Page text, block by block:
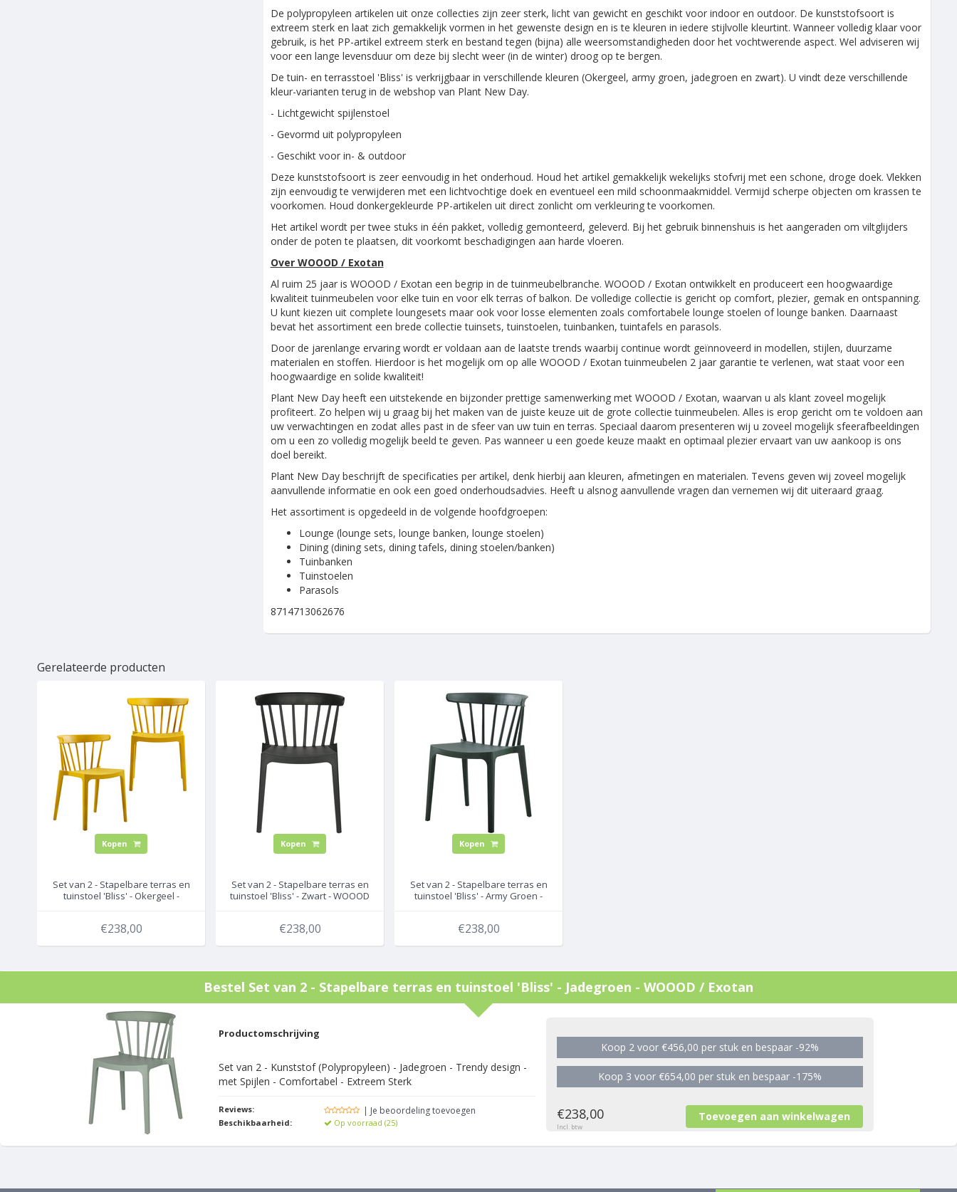
De polypropyleen artikelen uit onze collecties zijn zeer sterk, licht van gewicht en geschikt voor indoor en outdoor. De kunststofsoort is
extreem sterk en laat zich gemakkelijk vormen in het gewenste design en is te kleuren in iedere stijlvolle kleurtint. Wanneer volledig klaar voor
gebruik, is het PP-artikel extreem sterk en bestand tegen (bijna) alle weersomstandigheden door het vochtwerende aspect. Wel adviseren wij
voor een lange levensduur om deze bij slecht weer (in de winter) droog op te bergen.
De tuin- en terrasstoel 'Bliss' is verkrijgbaar in verschillende kleuren (Okergeel, army groen, jadegroen en zwart). U vindt deze verschillende
kleur-varianten terug in de webshop van Plant New Day.
- Lichtgewicht spijlenstoel
- Gevormd uit polypropyleen
- Geschikt voor in- & outdoor
Deze kunststofsoort is zeer eenvoudig in het onderhoud. Houd het artikel gemakkelijk wekelijks stofvrij met een schone, droge doek. Vlekken
zijn eenvoudig te verwijderen met een lichtvochtige doek en eventueel een mild schoonmaakmiddel. Vermijd scherpe objecten om krassen te
voorkomen. Houd donkergekleurde PP-artikelen uit direct zonlicht om verkleuring te voorkomen.
Het artikel wordt per twee stuks in één pakket, volledig gemonteerd, geleverd. Bij het gebruik binnenshuis is het aangeraden om viltglijders
onder de poten te plaatsen, dit voorkomt beschadigingen aan harde vloeren.
Over WOOOD / Exotan
Al ruim 25 jaar is WOOOD / Exotan een begrip in de tuinmeubelbranche. WOOOD / Exotan ontwikkelt en produceert een hoogwaardige
kwaliteit tuinmeubelen voor elke tuin en voor elk terras of balkon. De volledige collectie is gericht op comfort, plezier, gemak en ontspanning.
U kunt kiezen uit complete loungesets maar ook voor losse elementen zoals comfortabele lounge stoelen of lounge banken. Daarnaast
bevat het assortiment een brede collectie tuinsets, tuinstoelen, tuinbanken, tuintafels en parasols.
Door de jarenlange ervaring wordt er voldaan aan de laatste trends waarbij continue wordt geïnnoveerd in modellen, stijlen, duurzame
materialen en stoffen. Hierdoor is het mogelijk om op alle WOOOD / Exotan tuinmeubelen 2 jaar garantie te verlenen, wat staat voor een
hoogwaardige en solide kwaliteit!
Plant New Day heeft een uitstekende en bijzonder prettige samenwerking met WOOOD / Exotan, waarvan u als klant zoveel mogelijk
profiteert. Zo helpen wij u graag bij het maken van de juiste keuze uit de grote collectie tuinmeubelen. Alles is erop gericht om te voldoen aan
uw verwachtingen en zodat alles past in de sfeer van uw tuin en terras. Speciaal daarom presenteren wij u zoveel mogelijk sfeerafbeeldingen
om u een zo volledig mogelijk beeld te geven. Pas wanneer u een goede keuze maakt en optimaal plezier ervaart van uw aankoop is ons
doel bereikt.
Plant New Day beschrijft de specificaties per artikel, denk hierbij aan kleuren, afmetingen en materialen. Tevens geven wij zoveel mogelijk
aanvullende informatie en ook een goed onderhoudsadvies. Heeft u alsnog aanvullende vragen dan vernemen wij dit uiteraard graag.
Het assortiment is opgedeeld in de volgende hoofdgroepen:
Lounge (lounge sets, lounge banken, lounge stoelen)
Dining (dining sets, dining tafels, dining stoelen/banken)
Tuinbanken
Tuinstoelen
Parasols
8714713062676
Gerelateerde producten
Kopen
Set van 2 - Stapelbare terras en
tuinstoel 'Bliss' - Okergeel -
€238,00
Kopen
Set van 2 - Stapelbare terras en
tuinstoel 'Bliss' - Zwart - WOOOD
€238,00
Kopen
Set van 2 - Stapelbare terras en
tuinstoel 'Bliss' - Army Groen -
€238,00
Bestel Set van 2 - Stapelbare terras en tuinstoel 'Bliss' - Jadegroen - WOOOD / Exotan
Productomschrijving
Set van 2 - Kunststof (Polypropyleen) - Jadegroen - Trendy design -
met Spijlen - Comfortabel - Extreem Sterk
Reviews: | Je beoordeling toevoegen
Beschikbaarheid: Op voorraad (25)
Koop 2 voor €456,00 per stuk en bespaar -92%
Koop 3 voor €654,00 per stuk en bespaar -175%
€238,00
Incl. btw